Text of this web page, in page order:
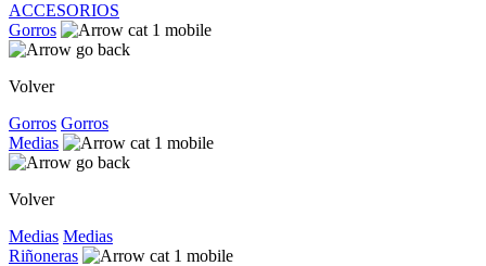
ACCESORIOS
Gorros
Volver
Gorros Gorros
Medias
Volver
Medias Medias
Riñoneras